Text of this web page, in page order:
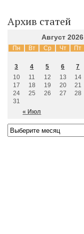
Архив статей
Август 2026
Пн Вт Ср Чт Пт
« Июл
3
4 5 6 7
10
11 12 13 14
17
18 19 20 21
24
25 26 27 28
31